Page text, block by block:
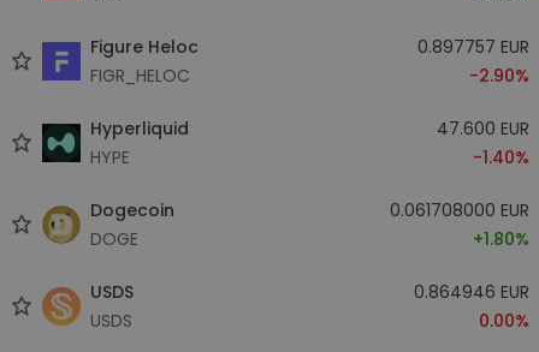
Figure Heloc
FIGR_HELOC
0.897757 EUR
-2.90%
Hyperliquid
HYPE
47.600 EUR
-1.40%
Dogecoin
DOGE
0.061708000 EUR
+1.80%
USDS
USDS
0.864946 EUR
0.00%